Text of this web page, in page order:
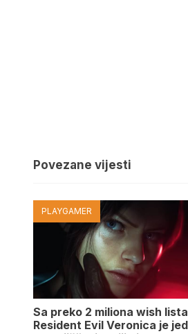
Povezane vijesti
PLAYGAMER
Sa preko 2 miliona wish
Resident Evil Veronica je